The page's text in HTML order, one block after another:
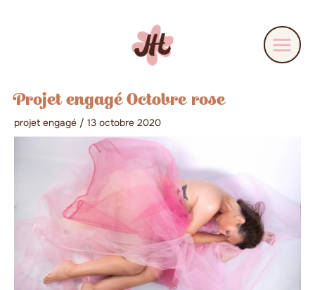
Projet engagé Octobre rose
projet engagé / 13 octobre 2020